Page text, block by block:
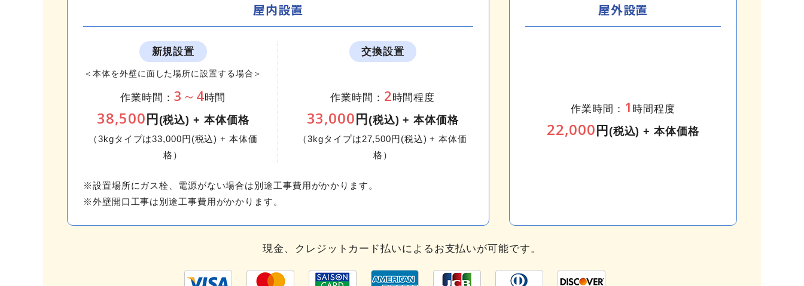
屋内設置
新規設置
＜本体を外壁に面した場所に設置する場合＞
作業時間： 3～4時間
38,500 円 (税込) + 本体価格
（3kgタイプは33,000円(税込) + 本体価
格）
交換設置
作業時間： 2時間程度
33,000 円 (税込) + 本体価格
（3kgタイプは27,500円(税込) + 本体価
格）
※設置場所にガス栓、電源がない場合は別途工事費用がかかります。
※外壁開口工事は別途工事費用がかかります。
屋外設置
作業時間： 1 時間程度
22,000 円 (税込) + 本体価格
現金、クレジットカード払いによるお支払いが可能です。